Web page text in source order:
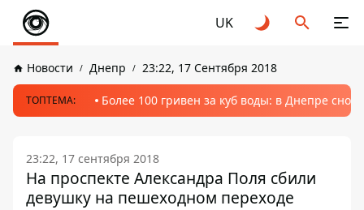
UK
Новости Днепр 23:22, 17 Сентября 2018
ТОПТЕМА: Более 100 гривен за куб воды: в Днепре
23:22, 17 сентября 2018
На проспекте Александра Поля сбили
девушку на пешеходном переходе